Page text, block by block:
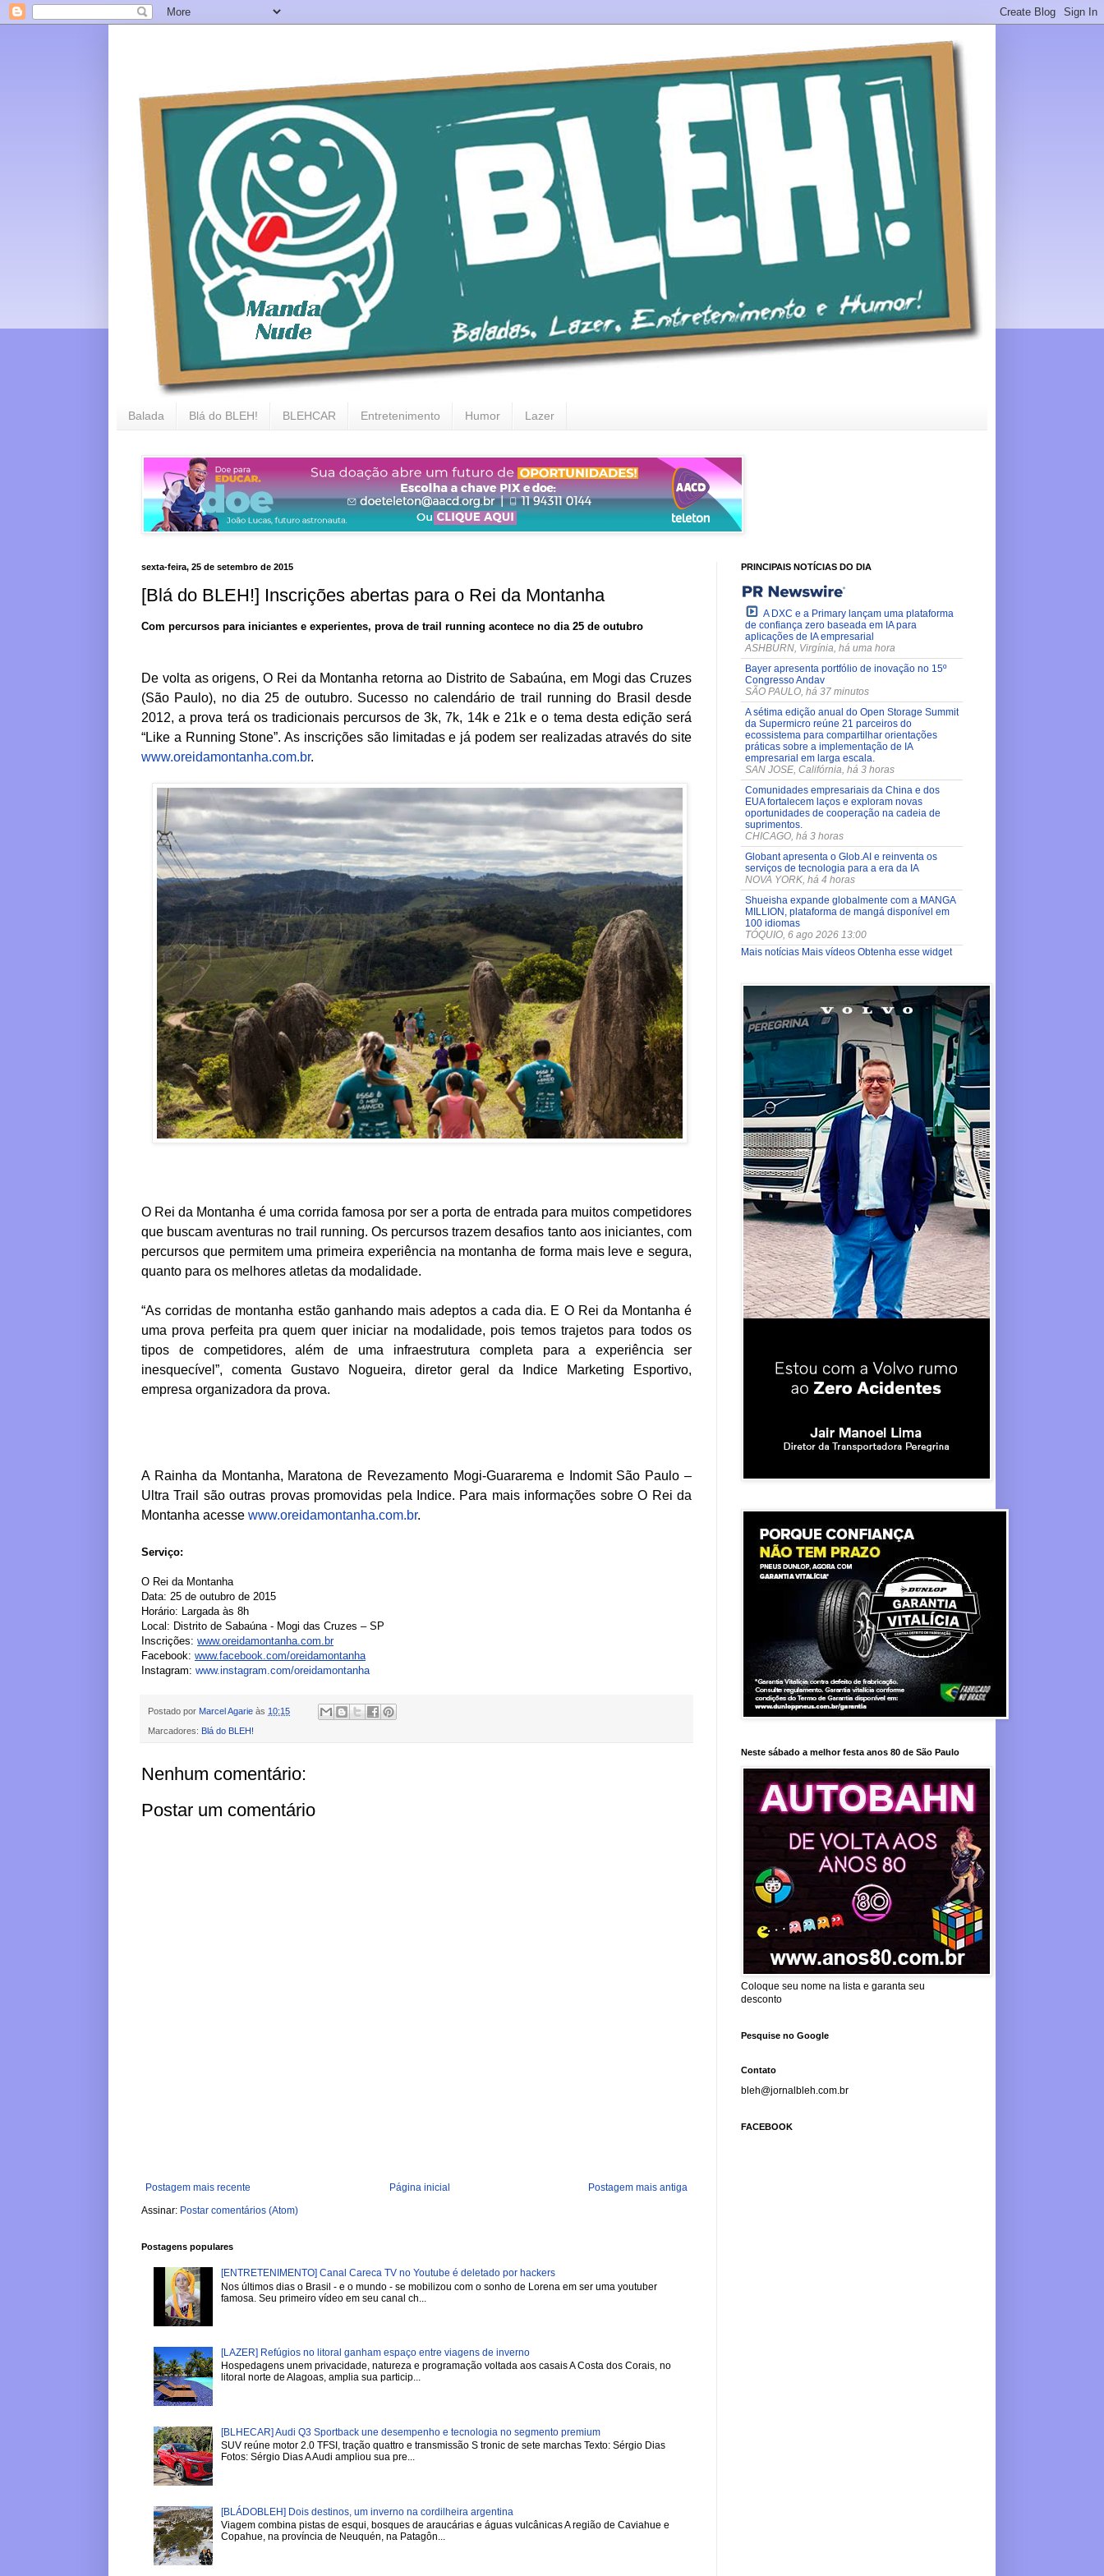
Balada Blá do BLEH! BLEHCAR Entretenimento Humor Lazer
sexta-feira, 25 de setembro de 2015
[Blá do BLEH!] Inscrições abertas para o Rei da Montanha
Com percursos para iniciantes e experientes, prova de trail running acontece no dia 25 de outubro
De volta as origens, O Rei da Montanha retorna ao Distrito de Sabaúna, em Mogi das Cruzes
(São Paulo), no dia 25 de outubro. Sucesso no calendário de trail running do Brasil desde
2012, a prova terá os tradicionais percursos de 3k, 7k, 14k e 21k eo tema desta ediçãoserá
“Like a Running Stone”. As inscrições sãolimitadas e já podem ser realizadas através do site
www.oreidamontanha.com.br.
O Rei da Montanha é uma corrida famosa por ser a porta de entrada para muitos competidores
que buscam aventuras no trail running. Os percursos trazem desafios tanto aos iniciantes, com
percursos que permitem uma primeira experiência na montanha de forma mais leve e segura,
quanto para os melhores atletas da modalidade.
“As corridas de montanha estãoganhando mais adeptos a cada dia. E O Rei da Montanhaé
uma prova perfeita pra quem quer iniciar na modalidade, pois temos trajetos para todos os
tipos de competidores, além de uma infraestrutura completa para a experiência ser
inesquecível”, comenta Gustavo Nogueira, diretor geralda Indice Marketing Esportivo,
empresa organizadora da prova.
A Rainha da Montanha, Maratona de Revezamento Mogi-Guararema e Indomit São Paulo –
Ultra Trail sãooutras provas promovidas pela Indice. Para mais informações sobreO Rei da
Montanha acesse www.oreidamontanha.com.br.
Serviço:
O Rei da Montanha
Data: 25 de outubro de 2015
Horário: Largada às 8h
Local: Distrito de Sabaúna - Mogi das Cruzes – SP
Inscrições: www.oreidamontanha.com.br
Facebook: www.facebook.com/oreidamontanha
Instagram: www.instagram.com/oreidamontanha
Postado por Marcel Agarie às 10:15
Marcadores: Blá do BLEH!
Nenhum comentário:
Postar um comentário
Postagem mais recente Postagem mais antiga
Página inicial
Assinar: Postar comentários (Atom)
Postagens populares
[ENTRETENIMENTO] Canal Careca TV no Youtube é deletado por hackers
Nos últimos dias o Brasil - e o mundo - se mobilizou com o sonho de Lorena em ser uma youtuber
famosa. Seu primeiro vídeo em seu canal ch...
[LAZER] Refúgios no litoral ganham espaço entre viagens de inverno
Hospedagens unem privacidade, natureza e programação voltada aos casais A Costa dos Corais, no
litoral norte de Alagoas, amplia sua particip...
[BLHECAR] Audi Q3 Sportback une desempenho e tecnologia no segmento premium
SUV reúne motor 2.0 TFSI, tração quattro e transmissão S tronic de sete marchas Texto: Sérgio Dias
Fotos: Sérgio Dias A Audi ampliou sua pre...
[BLÁDOBLEH] Dois destinos, um inverno na cordilheira argentina
Viagem combina pistas de esqui, bosques de araucárias e águas vulcânicas A região de Caviahue e
Copahue, na província de Neuquén, na Patagôn...
PRINCIPAIS NOTÍCIAS DO DIA
A DXC e a Primary lançam uma plataforma
de confiança zero baseada em IA para
aplicações de IA empresarial
ASHBURN, Virgínia, há uma hora
Bayer apresenta portfólio de inovação no 15º
Congresso Andav
SÃO PAULO, há 37 minutos
A sétima edição anual do Open Storage Summit
da Supermicro reúne 21 parceiros do
ecossistema para compartilhar orientações
práticas sobre a implementação de IA
empresarial em larga escala.
SAN JOSE, Califórnia, há 3 horas
Comunidades empresariais da China e dos
EUA fortalecem laços e exploram novas
oportunidades de cooperação na cadeia de
suprimentos.
CHICAGO, há 3 horas
Globant apresenta o Glob.AI e reinventa os
serviços de tecnologia para a era da IA
NOVA YORK, há 4 horas
Shueisha expande globalmente com a MANGA
MILLION, plataforma de mangá disponível em
100 idiomas
TÓQUIO, 6 ago 2026 13:00
Mais notícias Mais vídeos Obtenha esse widget
Neste sábado a melhor festa anos 80 de São Paulo
Coloque seu nome na lista e garanta seu
desconto
Pesquise no Google
Contato
bleh@jornalbleh.com.br
FACEBOOK